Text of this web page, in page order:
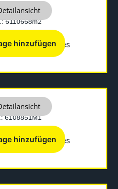
6110668m2
Fermec-Terex
,Sonstiges
hinzufügen
6108851M1
Fermec-Terex
,Sonstiges
hinzufügen